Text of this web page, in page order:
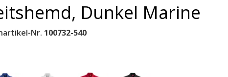
Dunkel Marine
Nr. 100732-540